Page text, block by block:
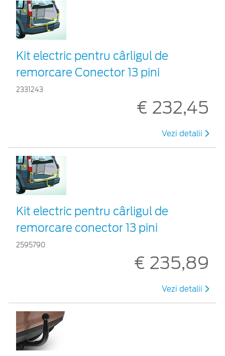
Kit electric pentru cârligul de
remorcare Conector 13 pini
2331243
€ 232,45
Vezi detalii
Kit electric pentru cârligul de
remorcare conector 13 pini
2595790
€ 235,89
Vezi detalii